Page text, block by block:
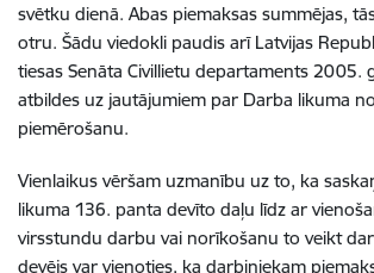
svētku dienā. Abas piemaksas summējas,
otru. Šādu viedokli paudis arī Latvijas
tiesas Senāta Civillietu departaments 2005.
atbildes uz jautājumiem par Darba likuma
piemērošanu.
Vienlaikus vēršam uzmanību uz to, ka
likuma 136. panta devīto daļu līdz ar
virsstundu darbu vai norīkošanu to veikt
devējs var vienoties, ka darbiniekam